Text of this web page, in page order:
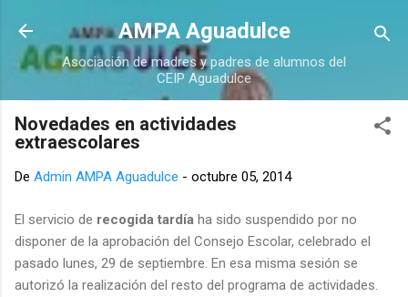
Ir al contenido principal
AMPA Aguadulce
Asociación de madres y padres de alumnos del
CEIP Aguadulce
Novedades en actividades
extraescolares
De Admin AMPA Aguadulce - octubre 05, 2014
El servicio de recogida tardía ha sido suspendido por no
disponer de la aprobación del Consejo Escolar, celebrado el
pasado lunes, 29 de septiembre. En esa misma sesión se
autorizó la realización del resto del programa de actividades.